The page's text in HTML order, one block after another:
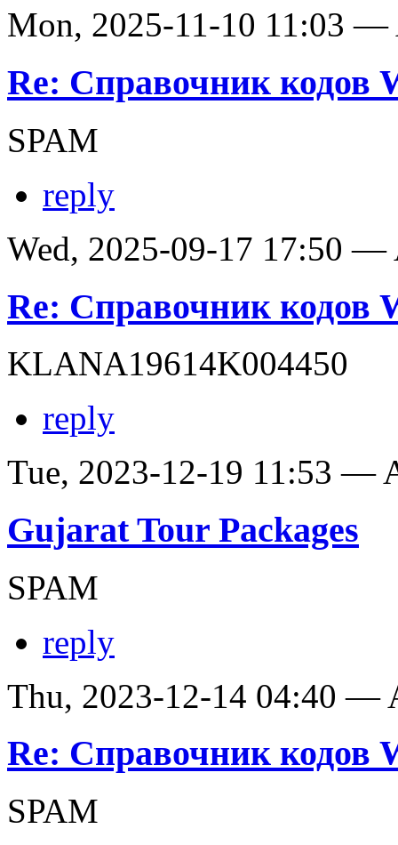
Mon, 2025-11-10 11:03 —
Re: Справочник кодов
SPAM
reply
Wed, 2025-09-17 17:50 —
Re: Справочник кодов
KLANA19614K004450
reply
Tue, 2023-12-19 11:53 —
Gujarat Tour Packages
SPAM
reply
Thu, 2023-12-14 04:40 —
Re: Справочник кодов
SPAM